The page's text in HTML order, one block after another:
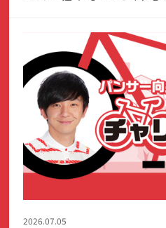
2026.07.05